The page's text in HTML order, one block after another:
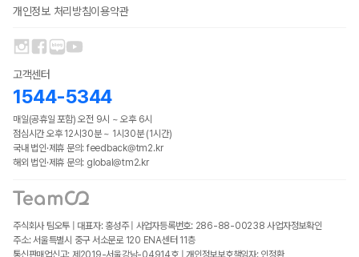
개인정보 처리방침이용약관
고객센터
1544-5344
매일(공휴일 포함) 오전 9시 ~ 오후 6시
점심시간 오후 12시30분 ~ 1시30분 (1시간)
국내 법인·제휴 문의: feedback@tm2.kr
해외 법인·제휴 문의: global@tm2.kr
주식회사 팀오투 | 대표자: 홍성주 | 사업자등록번호: 286-88-00238 사업자정보확인
주소: 서울특별시 중구 서소문로 120 ENA센터 11층
통신판매업신고: 제2019-서울강남-04914호 | 개인정보보호책임자: 인정환